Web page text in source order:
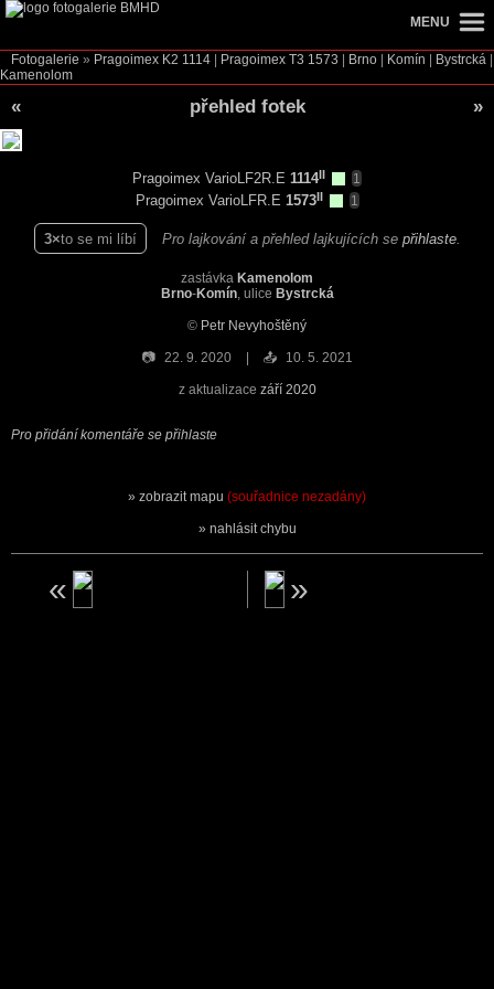
Fotogalerie » Pragoimex K2 1114 Pragoimex T3 1573 Brno Komín Bystrcká
Kamenolom
« přehled fotek »
Pragoimex VarioLF2R.E 1114 1
Pragoimex VarioLFR.E 1573II 1
3 to se mi líbí Pro lajkování a přehled lajkujících se přihlaste.
zastávka Kamenolom
Brno-Komín, ulice Bystrcká
© Petr Nevyhoštěný
📷 22. 9. 2020 📤 10. 5. 2021
z aktualizace září 2020
Pro přidání komentáře se přihlaste
zobrazit mapu (souřadnice nezadány)
nahlásit chybu
MENU